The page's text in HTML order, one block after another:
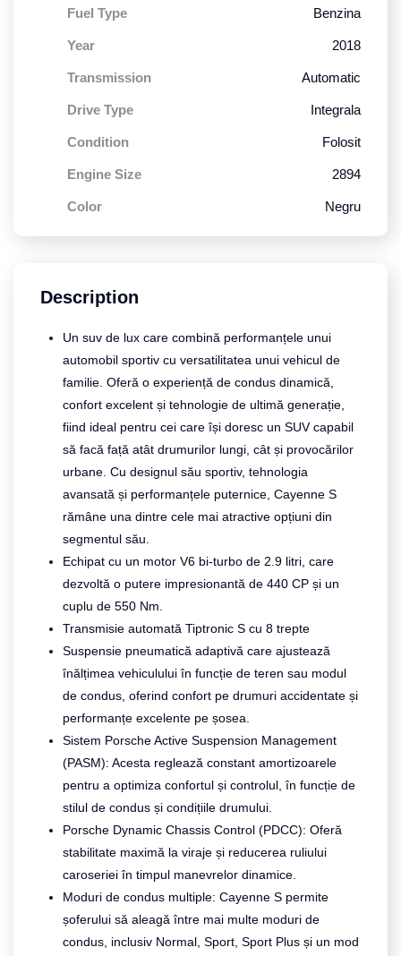
Fuel Type Benzina
Year 2018
Transmission Automatic
Drive Type Integrala
Condition Folosit
Engine Size 2894
Color Negru
Description
Un suv de lux care combină performanțele unui
automobil sportiv cu versatilitatea unui vehicul de
familie. Oferă o experiență de condus dinamică,
confort excelent și tehnologie de ultimă generație,
fiind ideal pentru cei care își doresc un SUV capabil
să facă față atât drumurilor lungi, cât și provocărilor
urbane. Cu designul său sportiv, tehnologia
avansată și performanțele puternice, Cayenne S
rămâne una dintre cele mai atractive opțiuni din
segmentul său.
Echipat cu un motor V6 bi-turbo de 2.9 litri, care
dezvoltă o putere impresionantă de 440 CP și un
cuplu de 550 Nm.
Transmisie automată Tiptronic S cu 8 trepte
Suspensie pneumatică adaptivă care ajustează
înălțimea vehiculului în funcție de teren sau modul
de condus, oferind confort pe drumuri accidentate și
performanțe excelente pe șosea.
Sistem Porsche Active Suspension Management
(PASM): Acesta reglează constant amortizoarele
pentru a optimiza confortul și controlul, în funcție de
stilul de condus și condițiile drumului.
Porsche Dynamic Chassis Control (PDCC): Oferă
stabilitate maximă la viraje și reducerea ruliului
caroseriei în timpul manevrelor dinamice.
Moduri de condus multiple: Cayenne S permite
șoferului să aleagă între mai multe moduri de
condus, inclusiv Normal, Sport, Sport Plus și un mod